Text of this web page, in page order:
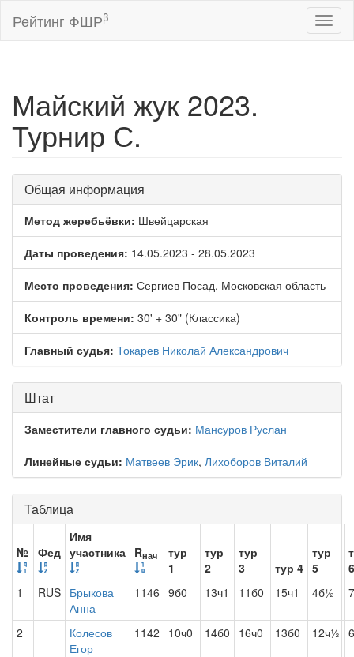
Рейтинг ФШРβ
Майский жук 2023.
Турнир С.
Общая информация
Метод жеребьёвки: Швейцарская
Даты проведения: 14.05.2023 - 28.05.2023
Место проведения: Сергиев Посад, Московская область
Контроль времени: 30' + 30" (Классика)
Главный судья: Токарев Николай Александрович
Штат
Заместители главного судьи: Мансуров Руслан
Линейные судьи: Матвеев Эрик, Лихоборов Виталий
Таблица
№ Фед
Имя
участника Rнач
тур
1
тур
2
тур
3
тур 4
тур
5
6
1
RUS Брыкова
Анна
1146 9б0 13ч1 11б0 15ч1 4б½
2
Колесов
Егор
1142 10ч0 14б0 16ч0 13б0 12ч½